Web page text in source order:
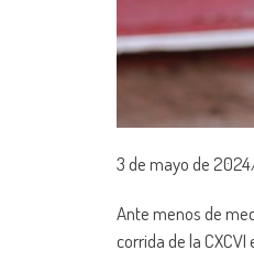
3 de mayo de
Ante menos de
corrida de la